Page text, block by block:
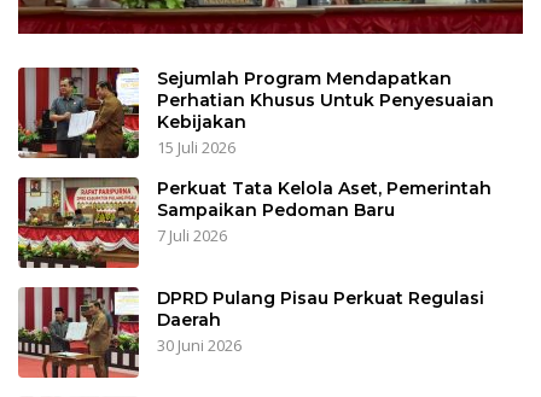
Sejumlah Program Mendapatkan
Perhatian Khusus Untuk Penyesuaian
Kebijakan
15 Juli 2026
Perkuat Tata Kelola Aset, Pemerintah
Sampaikan Pedoman Baru
7 Juli 2026
DPRD Pulang Pisau Perkuat Regulasi
Daerah
30 Juni 2026